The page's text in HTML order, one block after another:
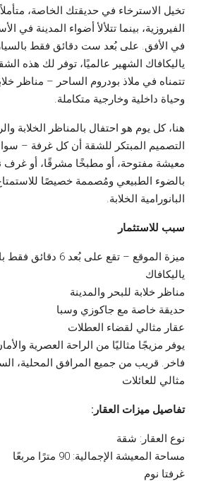
تخيل الاسترخاء في حديقتك الخاصة،
الفيروزية، بينما تتلألأ أضواء المدينة
في الأفق. على بُعد ست دقائق فقط
ياليكافاك الشهير عالميًا، توفر لك هذه
تتمناه في ملاذ بودروم الساحر – مناظر
وحياة داخلية وخارجية متكاملة.
هنا، كل يوم هو احتفال بالمناظر الخلابة
التصميم المبتكر للشقة أن كل غرفة –
معيشة مفتوحة، أو مطبخًا مشرقًا، أو غرف
بالضوء الطبيعي ومُصممة خصيصًا
البانورامية الخلابة.
سبب للاستثمار
ميزة الموقع – تقع
ياليكافاك
مناظر خلابة للبحر والمدينة
حديقة خاصة مع جاكوزي وسبا
عقار مثالي لقضاء العطلات
يوفر مزيجًا مثاليًا من الراحة العصرية
فاخر. قريب من جميع المرافق المحلية،
مثالي للعائلات
تفاصيل ميزات العقار:
نوع العقار: شقة
مساحة المعيشة الإجمالية: 90 مترًا مربعًا
غرفتا نوم